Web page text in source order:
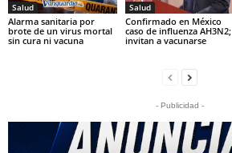
Salud
Alarma sanitaria por
brote de un virus mortal
sin cura ni vacuna
Salud
Confirmado en México
caso de influenza AH3N2;
invitan a vacunarse
- Publicidad -